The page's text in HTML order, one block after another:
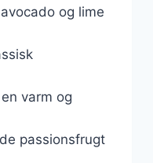
og lime
varm og
passionsfrugt